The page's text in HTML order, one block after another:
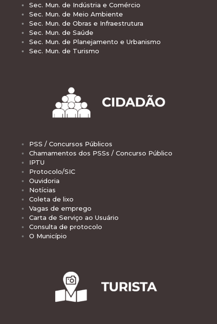
Sec. Mun. de Indústria e Comércio
Sec. Mun. de Meio Ambiente
Sec. Mun. de Obras e Infraestrutura
Sec. Mun. de Saúde
Sec. Mun. de Planejamento e Urbanismo
Sec. Mun. de Turismo
PSS / Concursos Públicos
Chamamentos dos PSSs / Concurso Público
IPTU
Protocolo/SIC
Ouvidoria
Notícias
Coleta de lixo
Vagas de emprego
Carta de Serviço ao Usuário
Consulta de protocolo
O Município